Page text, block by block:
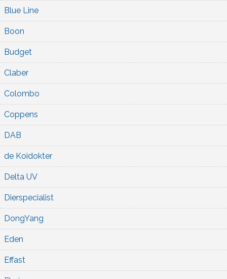
Blue Line
Boon
Budget
Claber
Colombo
Coppens
DAB
de Koidokter
Delta UV
Dierspecialist
DongYang
Eden
Effast